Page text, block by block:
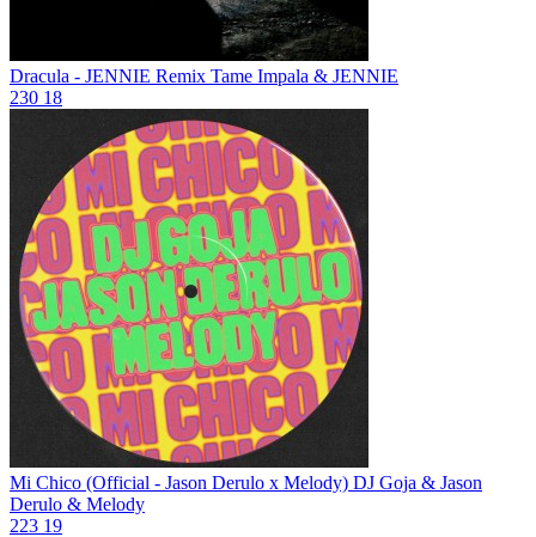
Dracula - JENNIE Remix Tame Impala & JENNIE
230 18
Mi Chico (Official - Jason Derulo x Melody) DJ Goja & Jason
Derulo & Melody
223 19